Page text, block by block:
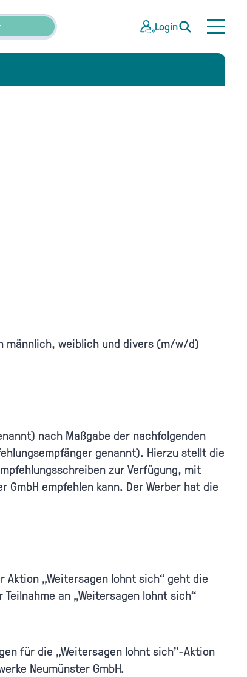
Login
männlich, weiblich und divers (m/w/d)
nach Maßgabe der nachfolgenden
genannt). Hierzu stellt die
zur Verfügung, mit
GmbH empfehlen kann. Der Werber hat die
Aktion „Weitersagen lohnt sich“ geht die
an „Weitersagen lohnt sich“
für die „Weitersagen lohnt sich”-Aktion
Neumünster GmbH.